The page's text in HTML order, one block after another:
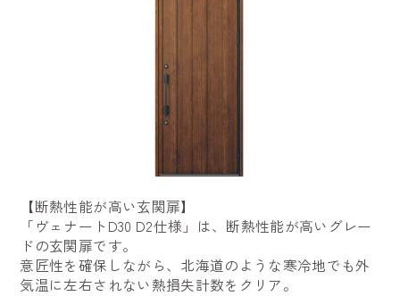
【断熱性能が高い玄関扉】
「ヴェナートD30 D2仕様」は、断熱性能が高いグレー
ドの玄関扉です。
意匠性を確保しながら、北海道のような寒冷地でも外
気温に左右されない熱損失計数をクリア。